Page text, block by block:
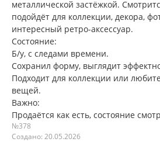
металлической застёжкой.
подойдёт для коллекции, декора,
интересный ретро-аксессуар.
Состояние:
Б/у, с следами времени.
Сохранил форму, выглядит
Подходит для коллекции или
вещей.
Важно:
Продаётся как есть, состояние
№378
Создано: 20.05.2026